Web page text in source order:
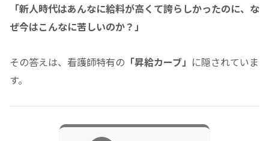
「新人時代はあんなに給料が高くて誇らしかったのに、な
ぜ今はこんなに苦しいのか？」
その答えは、看護師特有の 「昇給カーブ」 に隠されていま
す。